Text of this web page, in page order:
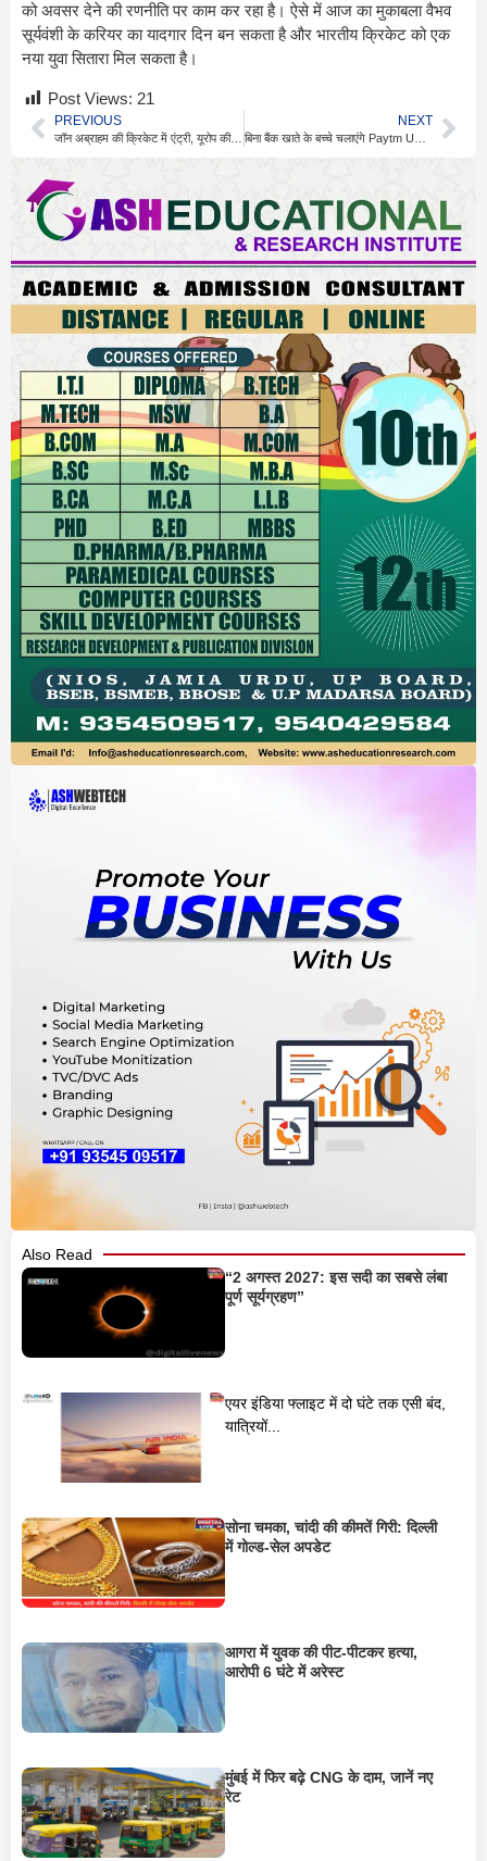
को अवसर देने की रणनीति पर काम कर रहा है। ऐसे में आज का मुकाबला वैभव
सूर्यवंशी के करियर का यादगार दिन बन सकता है और भारतीय क्रिकेट को एक
नया युवा सितारा मिल सकता है।
Post Views: 21
PREVIOUS
जॉन अब्राहम की क्रिकेट में एंट्री, यूरोप की टीम के बने मालिक
NEXT
Also Read
“2 अगस्त 2027: इस सदी का सबसे लंबा
पूर्ण सूर्यग्रहण”
एयर इंडिया फ्लाइट में दो घंटे तक एसी बंद,
यात्रियों...
सोना चमका, चांदी की कीमतें गिरी: दिल्ली
में गोल्ड-सेल अपडेट
आगरा में युवक की पीट-पीटकर हत्या,
आरोपी 6 घंटे में अरेस्ट
मुंबई में फिर बढ़े CNG के दाम, जानें नए
रेट